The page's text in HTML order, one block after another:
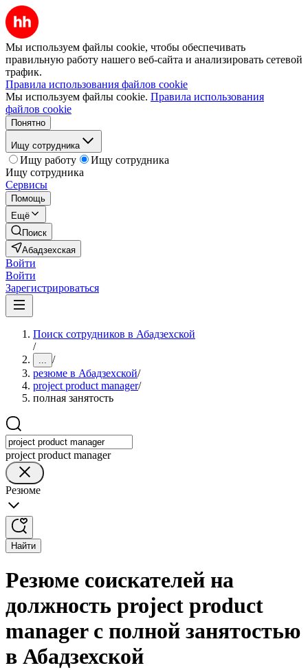
Мы используем файлы cookie, чтобы обеспечивать
правильную работу нашего веб-сайта и анализировать сетевой
трафик.
Правила использования файлов cookie
Мы используем файлы cookie. Правила использования
файлов cookie
Понятно
Ищу сотрудника
Ищу работу
Ищу сотрудника
Ищу сотрудника
Сервисы
Помощь
Ещё
Поиск
Абадзехская
Войти
Войти
Зарегистрироваться
Поиск сотрудников в Абадзехской
/
... /
резюме в Абадзехской/
project product manager/
полная занятость
project product manager
Резюме
Найти
Резюме соискателей на
должность project product
manager с полной занятостью
в Абадзехской